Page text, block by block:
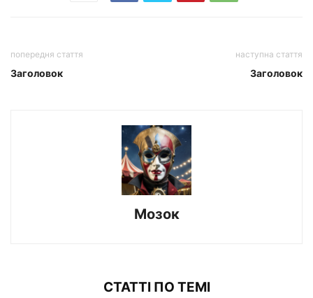
попередня стаття
Заголовок
наступна стаття
Заголовок
Мозок
СТАТТІ ПО ТЕМІ